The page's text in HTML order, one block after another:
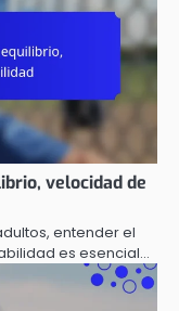
velocidad de
entender el
es esencial…